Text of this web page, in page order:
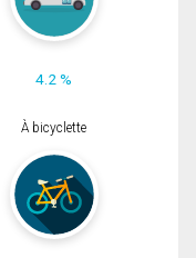
4.2 %
À bicyclette